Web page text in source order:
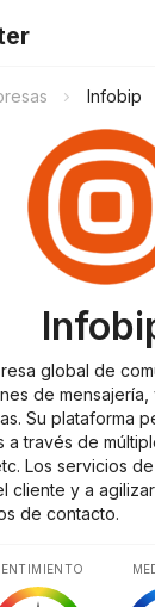
Infobip
global de
de
Su plataforma
a través de
Los servicios
cliente y a
de contacto.